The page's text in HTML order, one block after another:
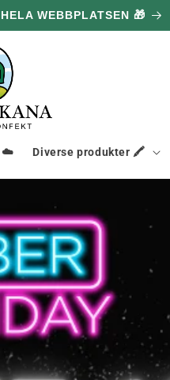
WEBBPLATSEN 🎁
☁️ Diverse produkter 🖍️